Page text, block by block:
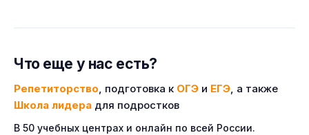
Что еще у нас есть?
Репетиторство, подготовка к ОГЭ и ЕГЭ, а также
Школа лидера для подростков
В 50 учебных центрах и онлайн по всей России.